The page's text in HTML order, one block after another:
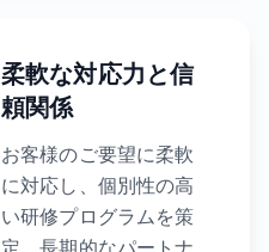
柔軟な対応力と信
頼関係
お客様のご要望に柔軟
に対応し、個別性の高
い研修プログラムを策
定。長期的なパートナ